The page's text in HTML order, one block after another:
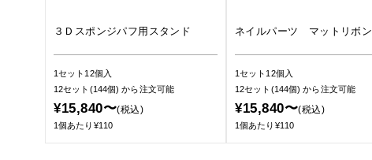
３Ｄスポンジパフ用スタンド
1セット12個入
12セット(144個)から注文可能
¥15,840〜(税込)
1個あたり¥110
ネイルパーツ マットリボン
1セット12個入
12セット(144個)から注文可能
¥15,840〜(税込)
1個あたり¥110